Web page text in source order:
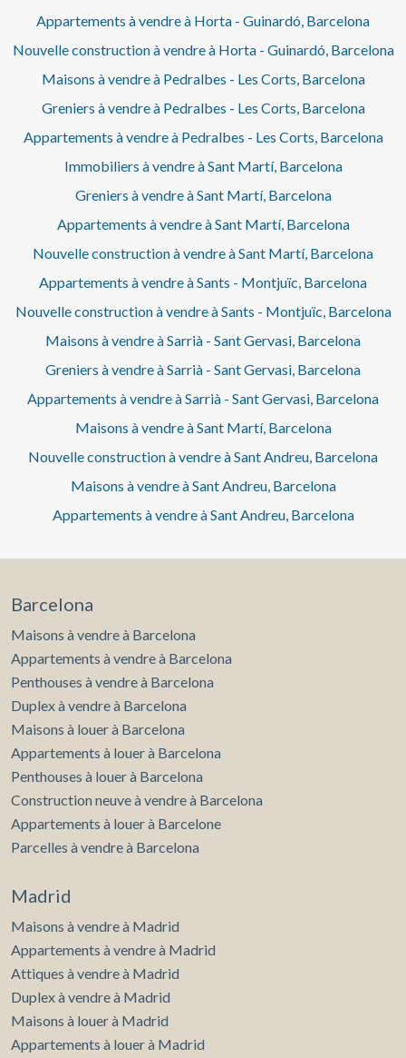
Appartements à vendre à Horta - Guinardó, Barcelona
Nouvelle construction à vendre à Horta - Guinardó, Barcelona
Maisons à vendre à Pedralbes - Les Corts, Barcelona
Greniers à vendre à Pedralbes - Les Corts, Barcelona
Appartements à vendre à Pedralbes - Les Corts, Barcelona
Immobiliers à vendre à Sant Martí, Barcelona
Greniers à vendre à Sant Martí, Barcelona
Appartements à vendre à Sant Martí, Barcelona
Nouvelle construction à vendre à Sant Martí, Barcelona
Appartements à vendre à Sants - Montjuïc, Barcelona
Nouvelle construction à vendre à Sants - Montjuïc, Barcelona
Maisons à vendre à Sarrià - Sant Gervasi, Barcelona
Greniers à vendre à Sarrià - Sant Gervasi, Barcelona
Appartements à vendre à Sarrià - Sant Gervasi, Barcelona
Maisons à vendre à Sant Martí, Barcelona
Nouvelle construction à vendre à Sant Andreu, Barcelona
Maisons à vendre à Sant Andreu, Barcelona
Appartements à vendre à Sant Andreu, Barcelona
Barcelona
Maisons à vendre à Barcelona
Appartements à vendre à Barcelona
Penthouses à vendre à Barcelona
Duplex à vendre à Barcelona
Maisons à louer à Barcelona
Appartements à louer à Barcelona
Penthouses à louer à Barcelona
Construction neuve à vendre à Barcelona
Appartements à louer à Barcelone
Parcelles à vendre à Barcelona
Madrid
Maisons à vendre à Madrid
Appartements à vendre à Madrid
Attiques à vendre à Madrid
Duplex à vendre à Madrid
Maisons à louer à Madrid
Appartements à louer à Madrid